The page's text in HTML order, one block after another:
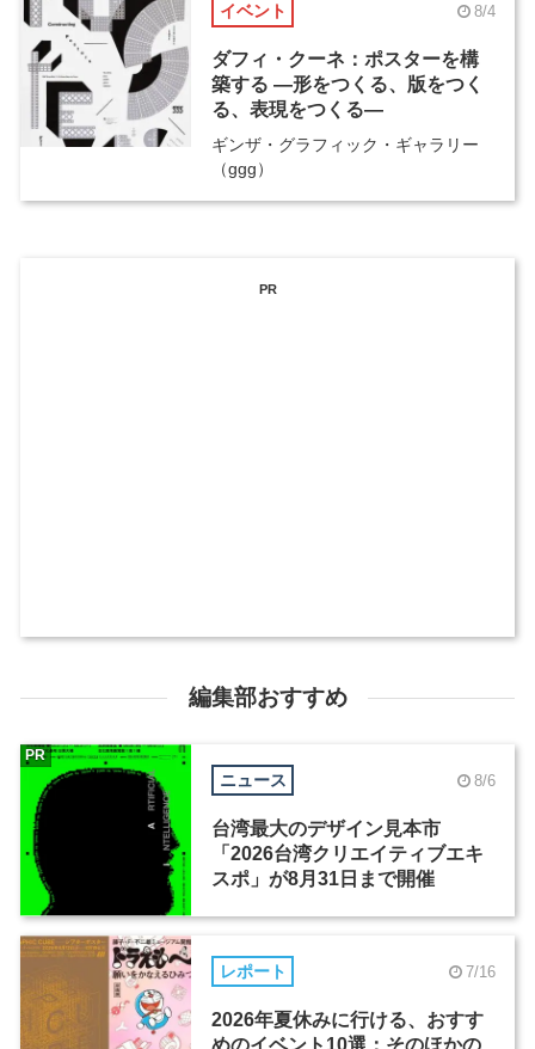
イベント 8/4
ダフィ・クーネ：ポスターを構
築する ―形をつくる、版をつく
る、表現をつくる―
ギンザ・グラフィック・ギャラリー
（ggg）
PR
編集部おすすめ
ニュース 8/6
台湾最大のデザイン見本市
「2026台湾クリエイティブエキ
スポ」が8月31日まで開催
PR
レポート 7/16
2026年夏休みに行ける、おすす